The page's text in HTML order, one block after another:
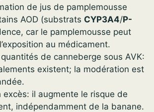
de jus de pamplemousse
AOD (substrats CYP3A4/P-
car le pamplemousse peut
au médicament.
de canneberge sous AVK:
existent; la modération est
excès: il augmente le risque de
indépendamment de la banane.